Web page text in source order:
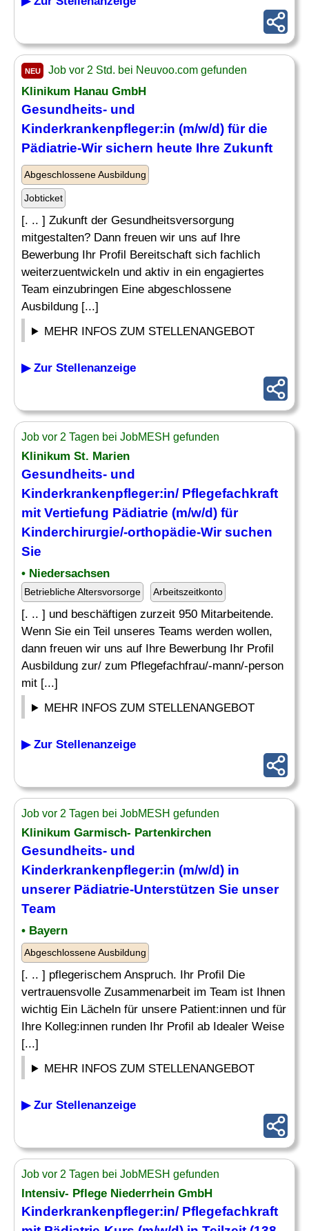
NEU Job vor 2 Std. bei Neuvoo.com gefunden
Klinikum Hanau GmbH
Gesundheits- und
Kinderkrankenpfleger:in (m/w/d) für die
Pädiatrie-Wir sichern heute Ihre Zukunft
Abgeschlossene Ausbildung
Jobticket
[. .. ] Zukunft der Gesundheitsversorgung
mitgestalten? Dann freuen wir uns auf Ihre
Bewerbung Ihr Profil Bereitschaft sich fachlich
weiterzuentwickeln und aktiv in ein engagiertes
Team einzubringen Eine abgeschlossene
Ausbildung [...]
MEHR INFOS ZUM STELLENANGEBOT
▶ Zur Stellenanzeige
Job vor 2 Tagen bei JobMESH gefunden
Klinikum St. Marien
Gesundheits- und
Kinderkrankenpfleger:in/ Pflegefachkraft
mit Vertiefung Pädiatrie (m/w/d) für
Kinderchirurgie/-orthopädie-Wir suchen
Sie
• Niedersachsen
Betriebliche Altersvorsorge Arbeitszeitkonto
[. .. ] und beschäftigen zurzeit 950 Mitarbeitende.
Wenn Sie ein Teil unseres Teams werden wollen,
dann freuen wir uns auf Ihre Bewerbung Ihr Profil
Ausbildung zur/ zum Pflegefachfrau/-mann/-person
mit [...]
MEHR INFOS ZUM STELLENANGEBOT
▶ Zur Stellenanzeige
Job vor 2 Tagen bei JobMESH gefunden
Klinikum Garmisch- Partenkirchen
Gesundheits- und
Kinderkrankenpfleger:in (m/w/d) in
unserer Pädiatrie-Unterstützen Sie unser
Team
• Bayern
Abgeschlossene Ausbildung
[. .. ] pflegerischem Anspruch. Ihr Profil Die
vertrauensvolle Zusammenarbeit im Team ist Ihnen
wichtig Ein Lächeln für unsere Patient:innen und für
Ihre Kolleg:innen runden Ihr Profil ab Idealer Weise
[...]
MEHR INFOS ZUM STELLENANGEBOT
▶ Zur Stellenanzeige
Job vor 2 Tagen bei JobMESH gefunden
Intensiv- Pflege Niederrhein GmbH
Kinderkrankenpfleger:in/ Pflegefachkraft